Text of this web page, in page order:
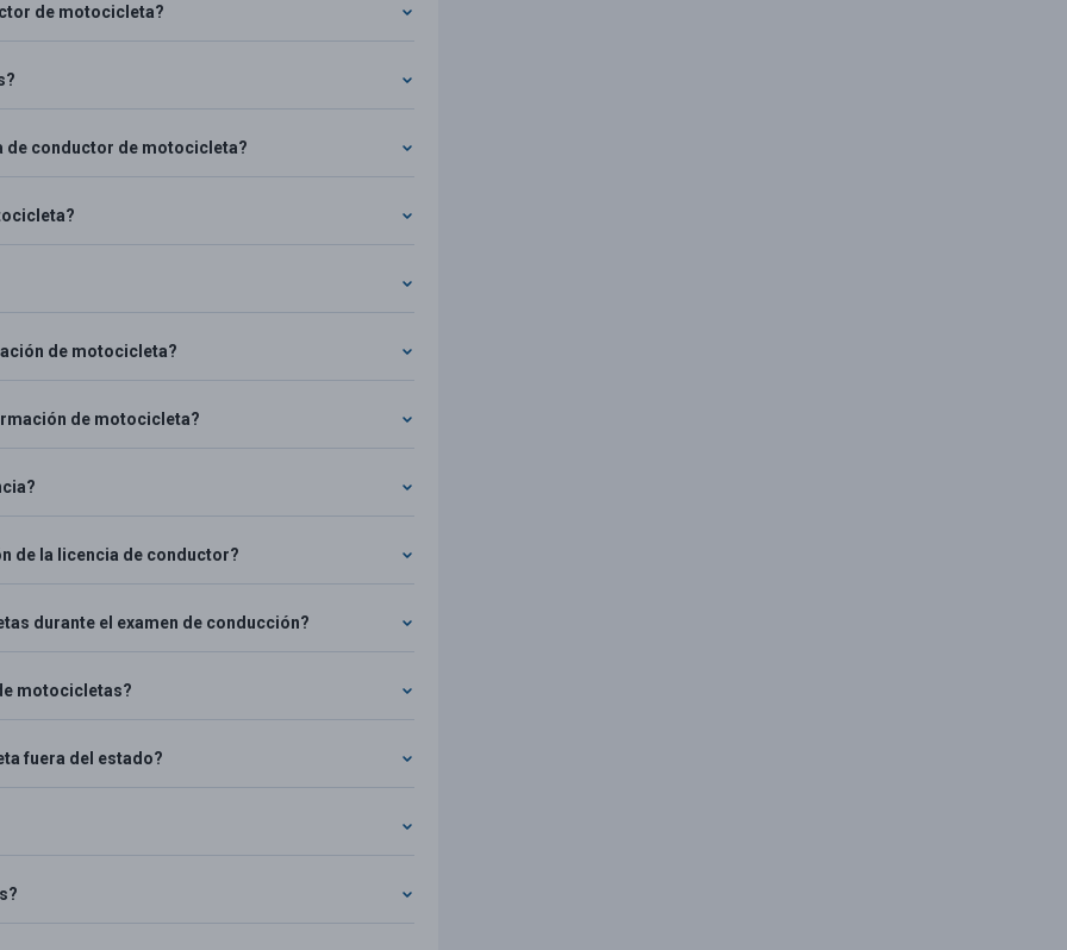
de motocicleta?
de conductor de motocicleta?
de motocicleta?
de motocicleta?
de la licencia de conductor?
durante el examen de conducción?
motocicletas?
fuera del estado?